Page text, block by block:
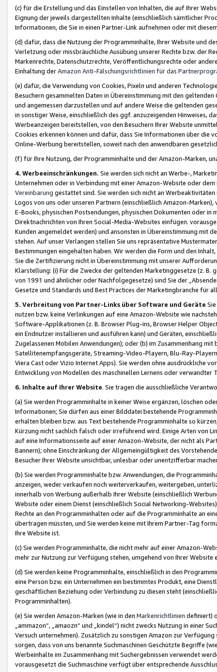
(c) für die Erstellung und das Einstellen von Inhalten, die auf Ihrer
Eignung der jeweils dargestellten Inhalte (einschließlich sämtlicher
Informationen, die Sie in einen Partner-Link aufnehmen oder mit
(d) dafür, dass die Nutzung der Programminhalte, Ihrer Website und
Verletzung oder missbräuchliche Ausübung unserer Rechte bzw. der
Markenrechte, Datenschutzrechte, Veröffentlichungsrechte oder
Einhaltung derAmazon Anti-Fälschungsrichtlinien für das
(e) dafür, die Verwendung von Cookies, Pixeln und anderen
Besuchern gesammelten Daten in Übereinstimmung mit den
und angemessen darzustellen und auf andere Weise die geltenden
in sonstiger Weise, einschließlich des ggf. anzuzeigenden Hinweises,
Werbeanzeigen bereitstellen, von den Besuchern Ihrer Website
Cookies erkennen können und dafür, dass Sie Informationen über die
Online-Werbung bereitstellen, soweit nach den anwendbaren
(f) für Ihre Nutzung, der Programminhalte und der Amazon-Marken,
4. Werbeeinschränkungen. Sie werden sich nicht an Werbe-,
Unternehmen oder in Verbindung mit einer Amazon-Website oder
Vereinbarung gestattet sind. Sie werden sich nicht an
Logos von uns oder unseren Partnern (einschließlich Amazon-
E-Books, physischen Postsendungen, physischen Dokumenten oder in
Direktnachrichten von Ihren Social-Media-Websites einfügen.
Kunden angemeldet werden) und ansonsten in Übereinstimmung mit
stehen. Auf unser Verlangen stellen Sie uns repräsentative
Bestimmungen eingehalten haben. Wir werden die Form und den
Sie die Zertifizierung nicht in Übereinstimmung mit unserer
Klarstellung: (i) Für die Zwecke der geltenden Marketinggesetze (z. B.
von 1991 und ähnlicher oder Nachfolgegesetze) sind Sie der
Gesetze und Standards und Best Practices der Marketingbranche für
5. Verbreitung von Partner-Links über Software und Geräte
nutzen bzw. keine Verlinkungen auf eine Amazon-Website wie
Software-Applikationen (z. B. Browser Plug-ins, Browser Helper
ein Endnutzer installieren und ausführen kann) und Geräten,
Zugelassenen Mobilen Anwendungen); oder (b) im Zusammenhang
Satellitenempfangsgeräte, Streaming-Video-Playern, Blu-Ray-
Viera Cast oder Vizio Internet Apps). Sie werden ohne ausdrückliche
Entwicklung von Modellen des maschinellen Lernens oder
6. Inhalte auf Ihrer Website. Sie tragen die ausschließliche
(a) Sie werden Programminhalte in keiner Weise ergänzen, löschen
Informationen; Sie dürfen aus einer Bilddatei bestehende
erhalten bleiben bzw. aus Text bestehende Programminhalte so
Kürzung nicht sachlich falsch oder irreführend wird. Einige Arten von
auf eine Informationsseite auf einer Amazon-Website, der nicht als
Bannern); ohne Einschränkung der Allgemeingültigkeit des
Besucher Ihrer Website unsichtbar, unlesbar oder unentzifferbar
(b) Sie werden Programminhalte bzw. Anwendungen, die
anzeigen, weder verkaufen noch weiterverkaufen, weitergeben,
innerhalb von Werbung außerhalb Ihrer Website (einschließlich
Website oder einem Dienst (einschließlich Social Networking-
Rechte an den Programminhalten oder auf die Programminhalte an
übertragen müssten, und Sie werden keine mit Ihrem Partner-Tag
Ihre Website ist.
(c) Sie werden Programminhalte, die nicht mehr auf einer Amazon-
mehr zur Nutzung zur Verfügung stehen, umgehend von Ihrer
(d) Sie werden keine Programminhalte, einschließlich in den
eine Person bzw. ein Unternehmen ein bestimmtes Produkt, eine
geschäftlichen Beziehung oder Verbindung zu diesen steht
Programminhalten).
(e) Sie werden Amazon-Marken (wie in den Markenrichtlinien definiert)
„ammazon“, „amaozn“ und „kindel“) nicht zwecks Nutzung in einer
Versuch unternehmen). Zusätzlich zu sonstigen Amazon zur
sorgen, dass von uns benannte Suchmaschinen Geschützte Begriffe
Werbeinhalte im Zusammenhang mit Suchergebnissen verwendet
vorausgesetzt die Suchmaschine verfügt über entsprechende